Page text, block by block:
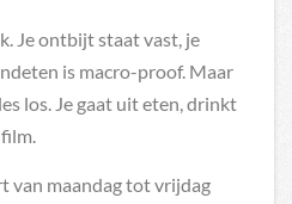
Je ontbijt staat vast, je
is macro-proof. Maar
los. Je gaat uit eten, drinkt
van maandag tot vrijdag